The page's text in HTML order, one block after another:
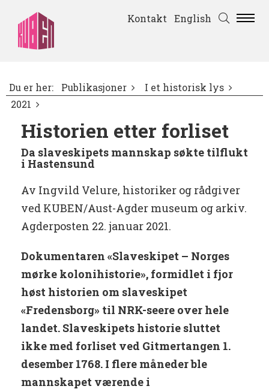
Kontakt English
Du er her: Publikasjoner
I et historisk lys
2021
Historien etter forliset
Da slaveskipets mannskap søkte tilflukt
i Hastensund
Av Ingvild Velure, historiker og rådgiver
ved KUBEN/Aust-Agder museum og arkiv.
Agderposten 22. januar 2021.
Dokumentaren «Slaveskipet – Norges
mørke kolonihistorie», formidlet i fjor
høst historien om slaveskipet
«Fredensborg» til NRK-seere over hele
landet. Slaveskipets historie sluttet
ikke med forliset ved Gitmertangen 1.
desember 1768. I flere måneder ble
mannskapet værende i